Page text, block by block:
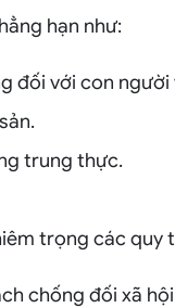
hạn như:
đối với con
trung thực.
trọng các quy
chống đối xã